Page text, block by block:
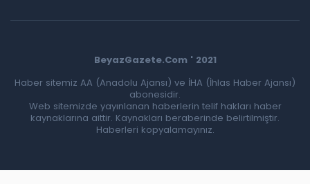
BeyazGazete.Com ' 2021
Haber sitemiz AA (Anadolu Ajansı) ve İHA (İhlas Haber Ajansı)
abonesidir.
Web sitemizde yayınlanan haberlerin telif hakları haber
kaynaklarına aittir. Kaynakları beraberinde belirtilmiştir.
Haberleri kopyalamayınız.